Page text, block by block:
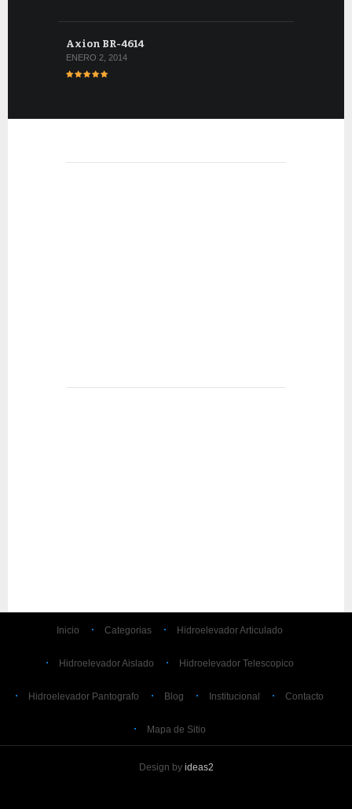
Axion BR-4614
ENERO 2, 2014
Inicio Categorias Hidroelevador Articulado
Hidroelevador Aislado Hidroelevador Telescopico
Hidroelevador Pantografo Blog Institucional Contacto
Mapa de Sitio
Design by ideas2